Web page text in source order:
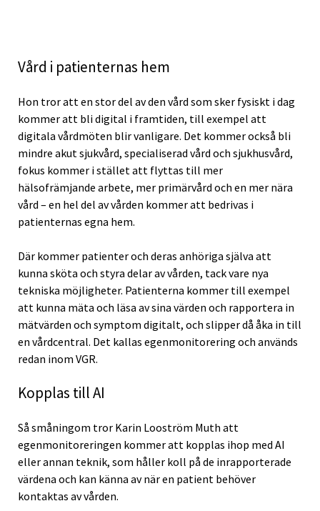
Vård i patienternas hem
Hon tror att en stor del av den vård som sker fysiskt i dag
kommer att bli digital i framtiden, till exempel att
digitala vårdmöten blir vanligare. Det kommer också bli
mindre akut sjukvård, specialiserad vård och sjukhusvård,
fokus kommer i stället att flyttas till mer
hälsofrämjande arbete, mer primärvård och en mer nära
vård – en hel del av vården kommer att bedrivas i
patienternas egna hem.
Där kommer patienter och deras anhöriga själva att
kunna sköta och styra delar av vården, tack vare nya
tekniska möjligheter. Patienterna kommer till exempel
att kunna mäta och läsa av sina värden och rapportera in
mätvärden och symptom digitalt, och slipper då åka in till
en vårdcentral. Det kallas egenmonitorering och används
redan inom VGR.
Kopplas till AI
Så småningom tror Karin Looström Muth att
egenmonitoreringen kommer att kopplas ihop med AI
eller annan teknik, som håller koll på de inrapporterade
värdena och kan känna av när en patient behöver
kontaktas av vården.